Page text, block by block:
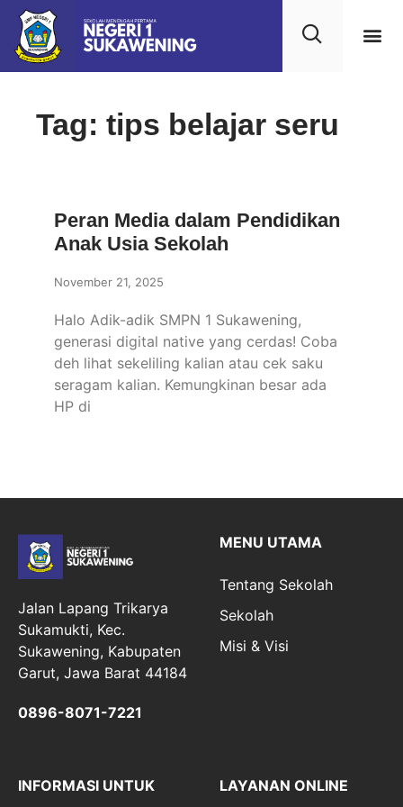
Tag: tips belajar seru
Peran Media dalam Pendidikan
Anak Usia Sekolah
November 21, 2025
Halo Adik-adik SMPN 1 Sukawening,
generasi digital native yang cerdas! Coba
deh lihat sekeliling kalian atau cek saku
seragam kalian. Kemungkinan besar ada
HP di
Jalan Lapang Trikarya
Sukamukti, Kec.
Sukawening, Kabupaten
Garut, Jawa Barat 44184
0896-8071-7221
MENU UTAMA
Tentang Sekolah
Sekolah
Misi & Visi
INFORMASI UNTUK LAYANAN ONLINE